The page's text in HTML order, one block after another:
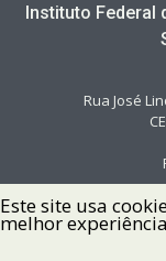
Instituto Federal
Rua José
Este site usa
melhor